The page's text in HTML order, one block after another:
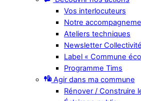
Vos interlocuteurs
Notre
Ateliers techniques
Newsletter
Label « Commune
Programme Tims
Agir dans ma commune
Rénover / Construire